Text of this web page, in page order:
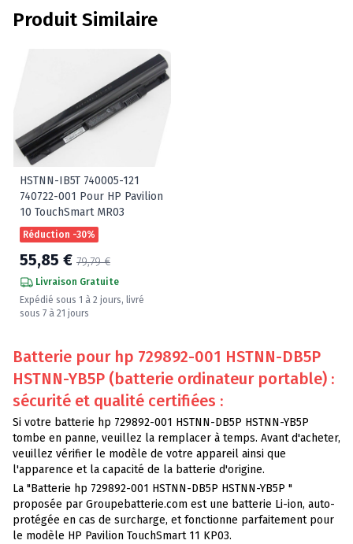
Produit Similaire
HSTNN-IB5T 740005-121
740722-001 Pour HP Pavilion
10 TouchSmart MR03
Réduction -30%
55,85 € 79,79 €
Livraison Gratuite
Expédié sous 1 à 2 jours, livré
sous 7 à 21 jours
Batterie pour hp 729892-001 HSTNN-DB5P
HSTNN-YB5P (batterie ordinateur portable) :
sécurité et qualité certifiées :
Si votre batterie hp 729892-001 HSTNN-DB5P HSTNN-YB5P
tombe en panne, veuillez la remplacer à temps. Avant d'acheter,
veuillez vérifier le modèle de votre appareil ainsi que
l'apparence et la capacité de la batterie d'origine.
La "Batterie hp 729892-001 HSTNN-DB5P HSTNN-YB5P "
proposée par Groupebatterie.com est une batterie Li-ion, auto-
protégée en cas de surcharge, et fonctionne parfaitement pour
le modèle HP Pavilion TouchSmart 11 KP03.